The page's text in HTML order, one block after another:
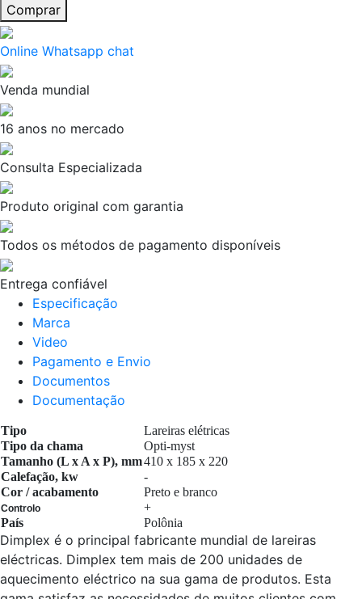
Comprar
Online Whatsapp chat
Venda mundial
16 anos no mercado
Consulta Especializada
Produto original com garantia
Todos os métodos de pagamento disponíveis
Entrega confiável
Especificação
Marca
Video
Pagamento e Envio
Documentos
Documentação
Tipo
Lareiras elétricas
Tipo da chama
Opti-myst
Tamanho (L x A x P), mm410 x 185 x 220
Calefação, kw
-
Cor / acabamento
Preto e branco
Controlo
+
País
Polônia
Dimplex é o principal fabricante mundial de lareiras
eléctricas. Dimplex tem mais de 200 unidades de
aquecimento eléctrico na sua gama de produtos. Esta